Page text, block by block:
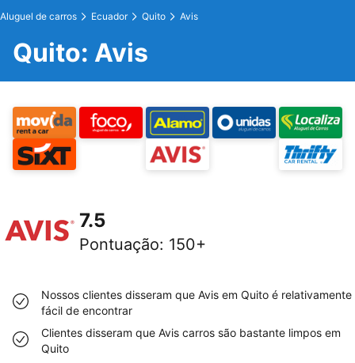
Aluguel de carros Ecuador Quito Avis
Quito: Avis
7.5
Pontuação: 150+
Nossos clientes disseram que Avis em Quito é relativamente
fácil de encontrar
Clientes disseram que Avis carros são bastante limpos em
Quito